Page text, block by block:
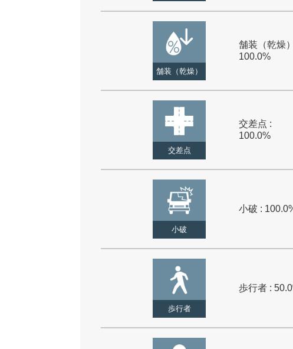
舗装（乾燥）
舗装（乾燥
100.0%
交差点
交差点 :
100.0%
小破
小破 :
歩行者
歩行者 :